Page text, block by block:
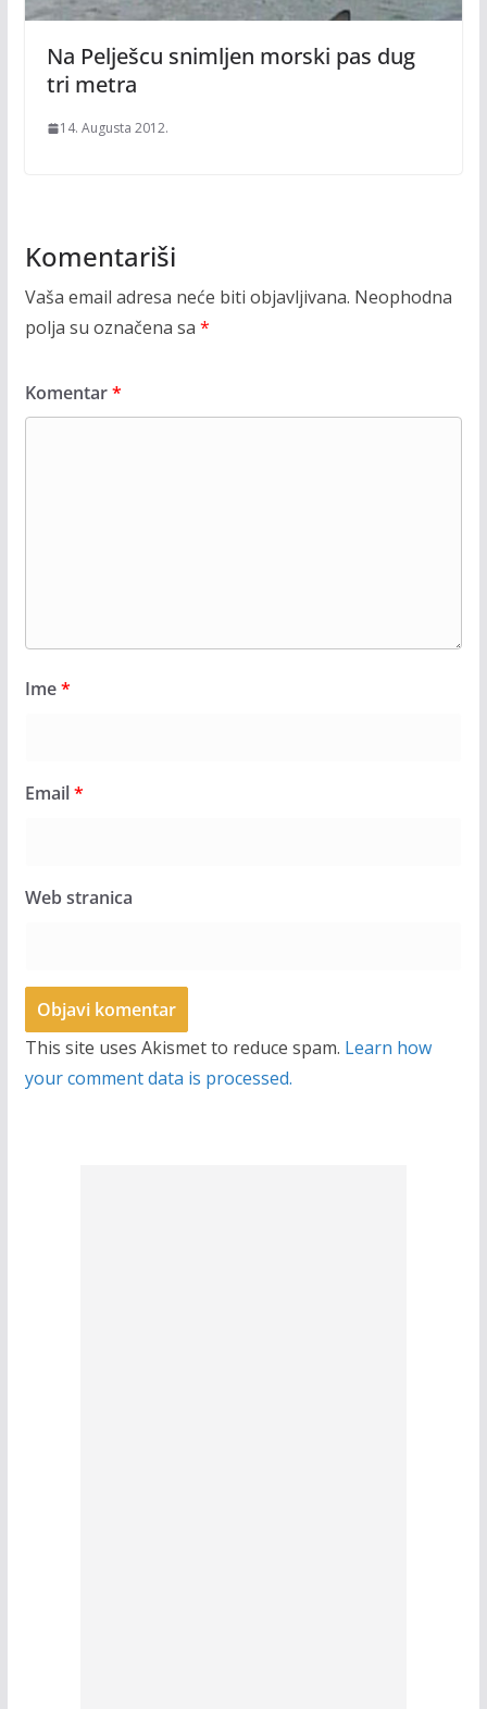
Na Pelješcu snimljen morski pas dug
tri metra
14. Augusta 2012.
Komentariši
Vaša email adresa neće biti objavljivana. Neophodna
polja su označena sa *
Komentar*
Ime*
Email*
Web stranica
This site uses Akismet to reduce spam. Learn how
your comment data is processed.